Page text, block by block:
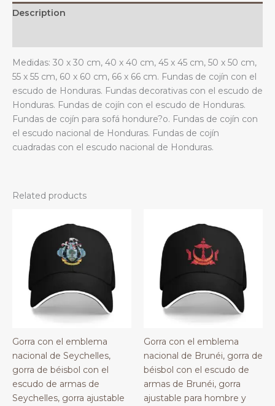
estar.
quantity
Description
Medidas: 30 x 30 cm, 40 x 40 cm, 45 x 45 cm, 50 x 50 cm,
55 x 55 cm, 60 x 60 cm, 66 x 66 cm. Fundas de cojín con el
escudo de Honduras. Fundas decorativas con el escudo de
Honduras. Fundas de cojín con el escudo de Honduras.
Fundas de cojín para sofá hondure?o. Fundas de cojín con
el escudo nacional de Honduras. Fundas de cojín
cuadradas con el escudo nacional de Honduras.
Related products
Gorra con el emblema
nacional de Seychelles,
gorra de béisbol con el
escudo de armas de
Seychelles, gorra ajustable
Gorra con el emblema
nacional de Brunéi, gorra de
béisbol con el escudo de
armas de Brunéi, gorra
ajustable para hombre y